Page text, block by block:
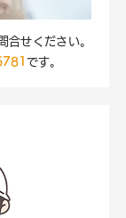
合せください。
です。